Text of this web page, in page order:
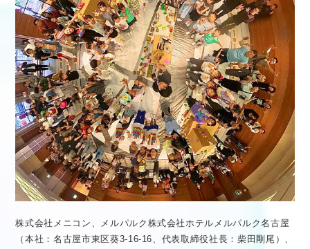
株式会社メニコン、メルパルク株式会社ホテルメルパルク名古屋
（本社：名古屋市東区葵3-16-16、代表取締役社長：柴田剛尾）、